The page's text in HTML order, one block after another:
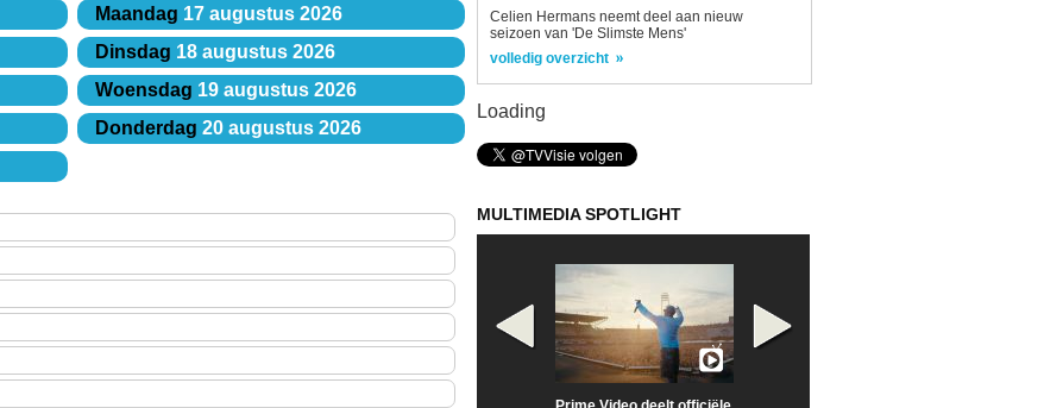
Maandag 17 augustus 2026
Dinsdag 18 augustus 2026
Woensdag 19 augustus 2026
Donderdag 20 augustus 2026
Celien Hermans neemt deel aan nieuw
seizoen van 'De Slimste Mens'
volledig overzicht
Loading
MULTIMEDIA SPOTLIGHT